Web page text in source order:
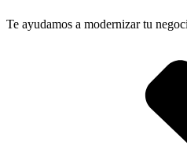
Te ayudamos a modernizar tu